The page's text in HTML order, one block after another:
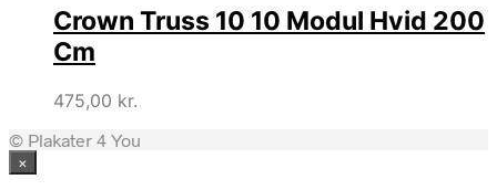
Crown Truss 10 10 Modul Hvid 200
Cm
475,00 kr.
© Plakater 4 You
×